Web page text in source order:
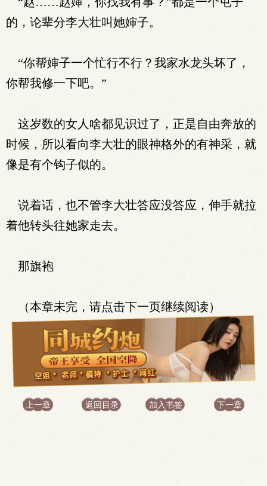
的，论辈分李大壮叫她婶子。
“你帮婶子一个忙行不行？我家水龙头坏了，
你帮我修一下吧。”
这岁数的女人啥都见识过了，正是自由奔放的
时候，所以看向李大壮的眼神格外的有神采，就
像是有个钩子似的。
说着话，也不管李大壮答应没答应，伸手就拉
着他转头往她家走去。
那旗袍
（本章未完，请点击下一页继续阅读）
上一章 返回目录 加入书签 下一章